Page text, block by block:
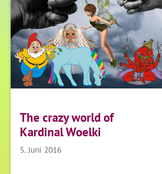
The crazy world of
Kardinal Woelki
5. Juni 2016